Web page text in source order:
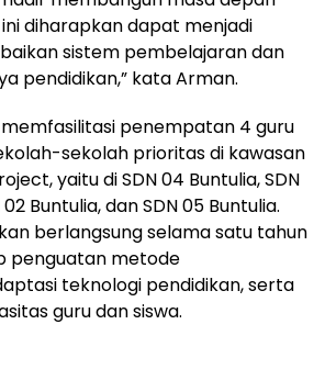
diharapkan dapat menjadi
sistem pembelajaran dan
pendidikan,” kata Arman.
penempatan 4 guru
sekolah prioritas di kawasan
yaitu di SDN 04 Buntulia, SDN
Buntulia, dan SDN 05 Buntulia.
berlangsung selama satu tahun
penguatan metode
teknologi pendidikan, serta
guru dan siswa.